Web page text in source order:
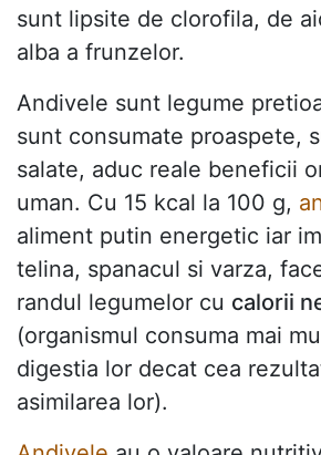
sunt lipsite de clorofila, de
alba a frunzelor.
Andivele sunt legume
sunt consumate proaspete,
salate, aduc reale beneficii
uman. Cu 15 kcal la 100 g,
aliment putin energetic iar
telina, spanacul si varza,
randul legumelor cu calorii
(organismul consuma mai
digestia lor decat cea
asimilarea lor).